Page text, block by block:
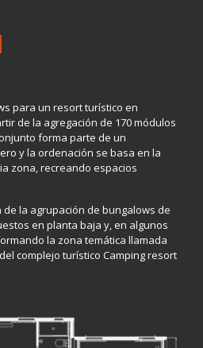
para un resort turístico en
de la agregación de 170 módulos
forma parte de un
y la ordenación se basa en la
zona, recreando espacios
la agrupación de bungalows de
en planta baja y, en algunos
la zona temática llamada
complejo turístico Camping resort